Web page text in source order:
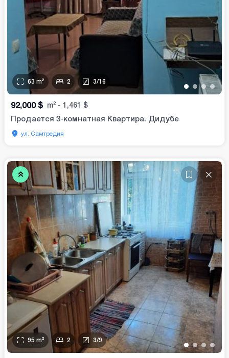
• • ••
63 m² 2 3/16
92,000 $ m² - 1,461 $
Продается 3-комнатная Квартира. Дидубе
ул. Самтредия
••••
95 m² 2 3/9